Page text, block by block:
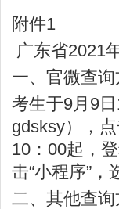
附件1
广东省2021
一、官微查询
考生于9月9
gdsksy），
10：00起，
击“小程序”，
二、其他查询